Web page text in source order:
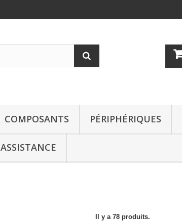
COMPOSANTS PÉRIPHÉRIQUES
ASSISTANCE
Il y a 78 produits.